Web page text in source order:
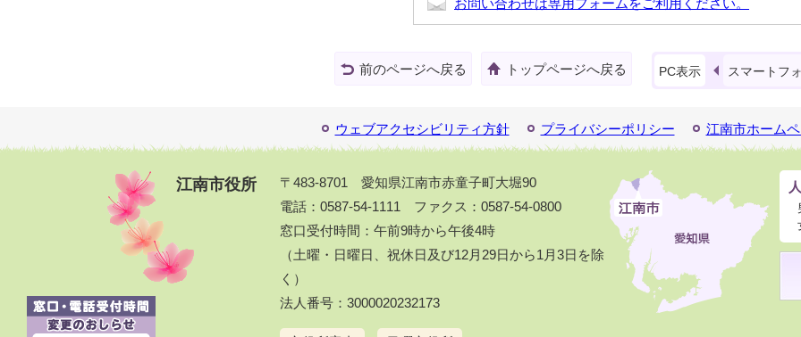
お問い合わせは専用フォームをご利用ください。
前のページへ戻る トップページへ戻る PC表示 スマートフ
ウェブアクセシビリティ方針 プライバシーポリシー 江南市ホーム
江南市役所
〒483-8701 愛知県江南市赤童子町大堀90
電話：0587-54-1111 ファクス：0587-54-0800
窓口受付時間：午前9時から午後4時
（土曜・日曜日、祝休日及び12月29日から1月3日を除
く）
法人番号：3000020232173